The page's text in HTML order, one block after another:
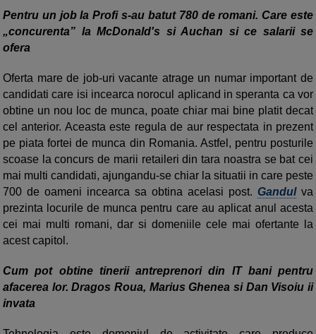
Pentru un job la Profi s-au batut 780 de romani. Care este
„concurenta” la McDonald's si Auchan si ce salarii se
ofera
Oferta mare de job-uri vacante atrage un numar important de
candidati care isi incearca norocul aplicand in speranta ca vor
obtine un nou loc de munca, poate chiar mai bine platit decat
cel anterior. Aceasta este regula de aur respectata in prezent
pe piata fortei de munca din Romania. Astfel, pentru posturile
scoase la concurs de marii retaileri din tara noastra se bat cei
mai multi candidati, ajungandu-se chiar la situatii in care peste
700 de oameni incearca sa obtina acelasi post. Gandulva
prezinta locurile de munca pentru care au aplicat anul acesta
cei mai multi romani, dar si domeniile cele mai ofertante la
acest capitol.
Cum pot obtine tinerii antreprenori din IT bani pentru
afacerea lor. Dragos Roua, Marius Ghenea si Dan Visoiu ii
invata